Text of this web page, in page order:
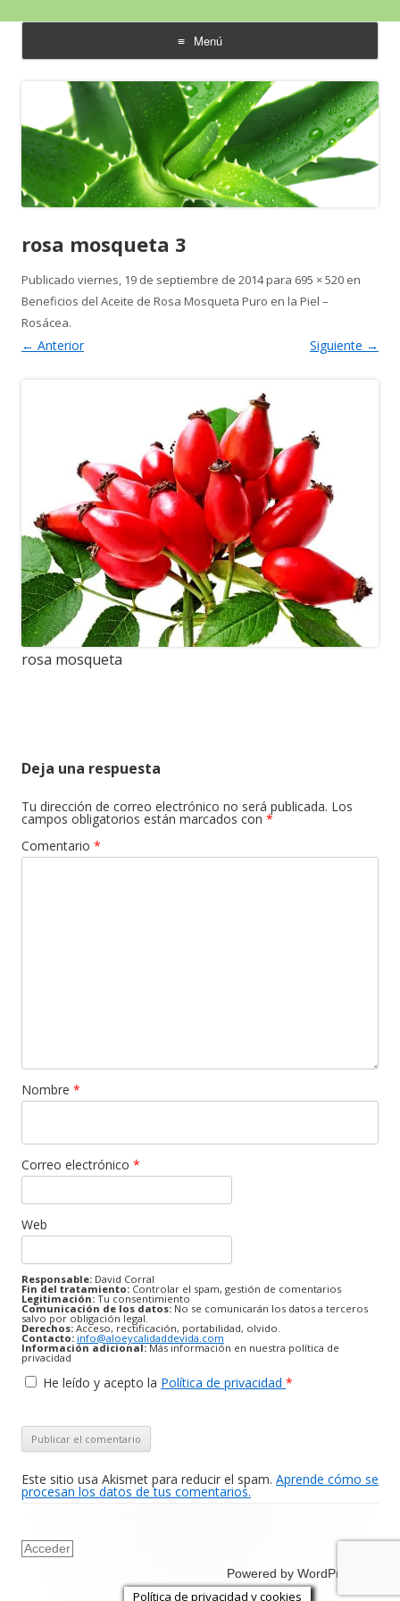
Aloe Vera y Calidad de Vida
Menú
saltar
contenido
rosa mosqueta 3
Publicado viernes, 19 de septiembre de 2014para 695 × 520 en
Beneficios del Aceite de Rosa Mosqueta Puro en la Piel –
Rosácea.
← Anterior Siguiente →
rosa mosqueta
Deja una respuesta
Tu dirección de correo electrónico no será publicada. Los
campos obligatorios están marcados con *
Comentario *
Nombre *
Correo electrónico *
Web
Responsable: David Corral
Fin del tratamiento: Controlar el spam, gestión de comentarios
Legitimación: Tu consentimiento
Comunicación de los datos: No se comunicarán los datos a terceros
salvo por obligación legal.
Derechos: Acceso, rectificación, portabilidad, olvido.
Contacto: info@aloeycalidaddevida.com
Información adicional:Más información en nuestra política de
privacidad
He leído y acepto la Política de privacidad *
Este sitio usa Akismet para reducir el spam. Aprende cómo se
procesan los datos de tus comentarios.
Acceder
Powered by WordPress
Política de privacidad y cookies